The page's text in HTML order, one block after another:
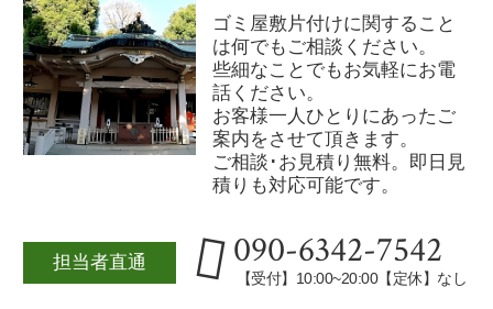
ゴミ屋敷片付けに関すること
は何でもご相談ください。
些細なことでもお気軽にお電
話ください。
お客様一人ひとりにあったご
案内をさせて頂きます。
ご相談･お見積り無料。即日見
積りも対応可能です。
担当者直通 090-6342-7542
【受付】10:00~20:00【定休】なし